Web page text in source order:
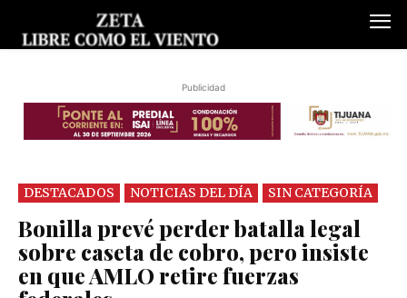
Publicidad
DESTACADOS NOTICIAS DEL DÍA SIN CATEGORÍA
Bonilla prevé perder batalla legal
sobre caseta de cobro, pero insiste
en que AMLO retire fuerzas